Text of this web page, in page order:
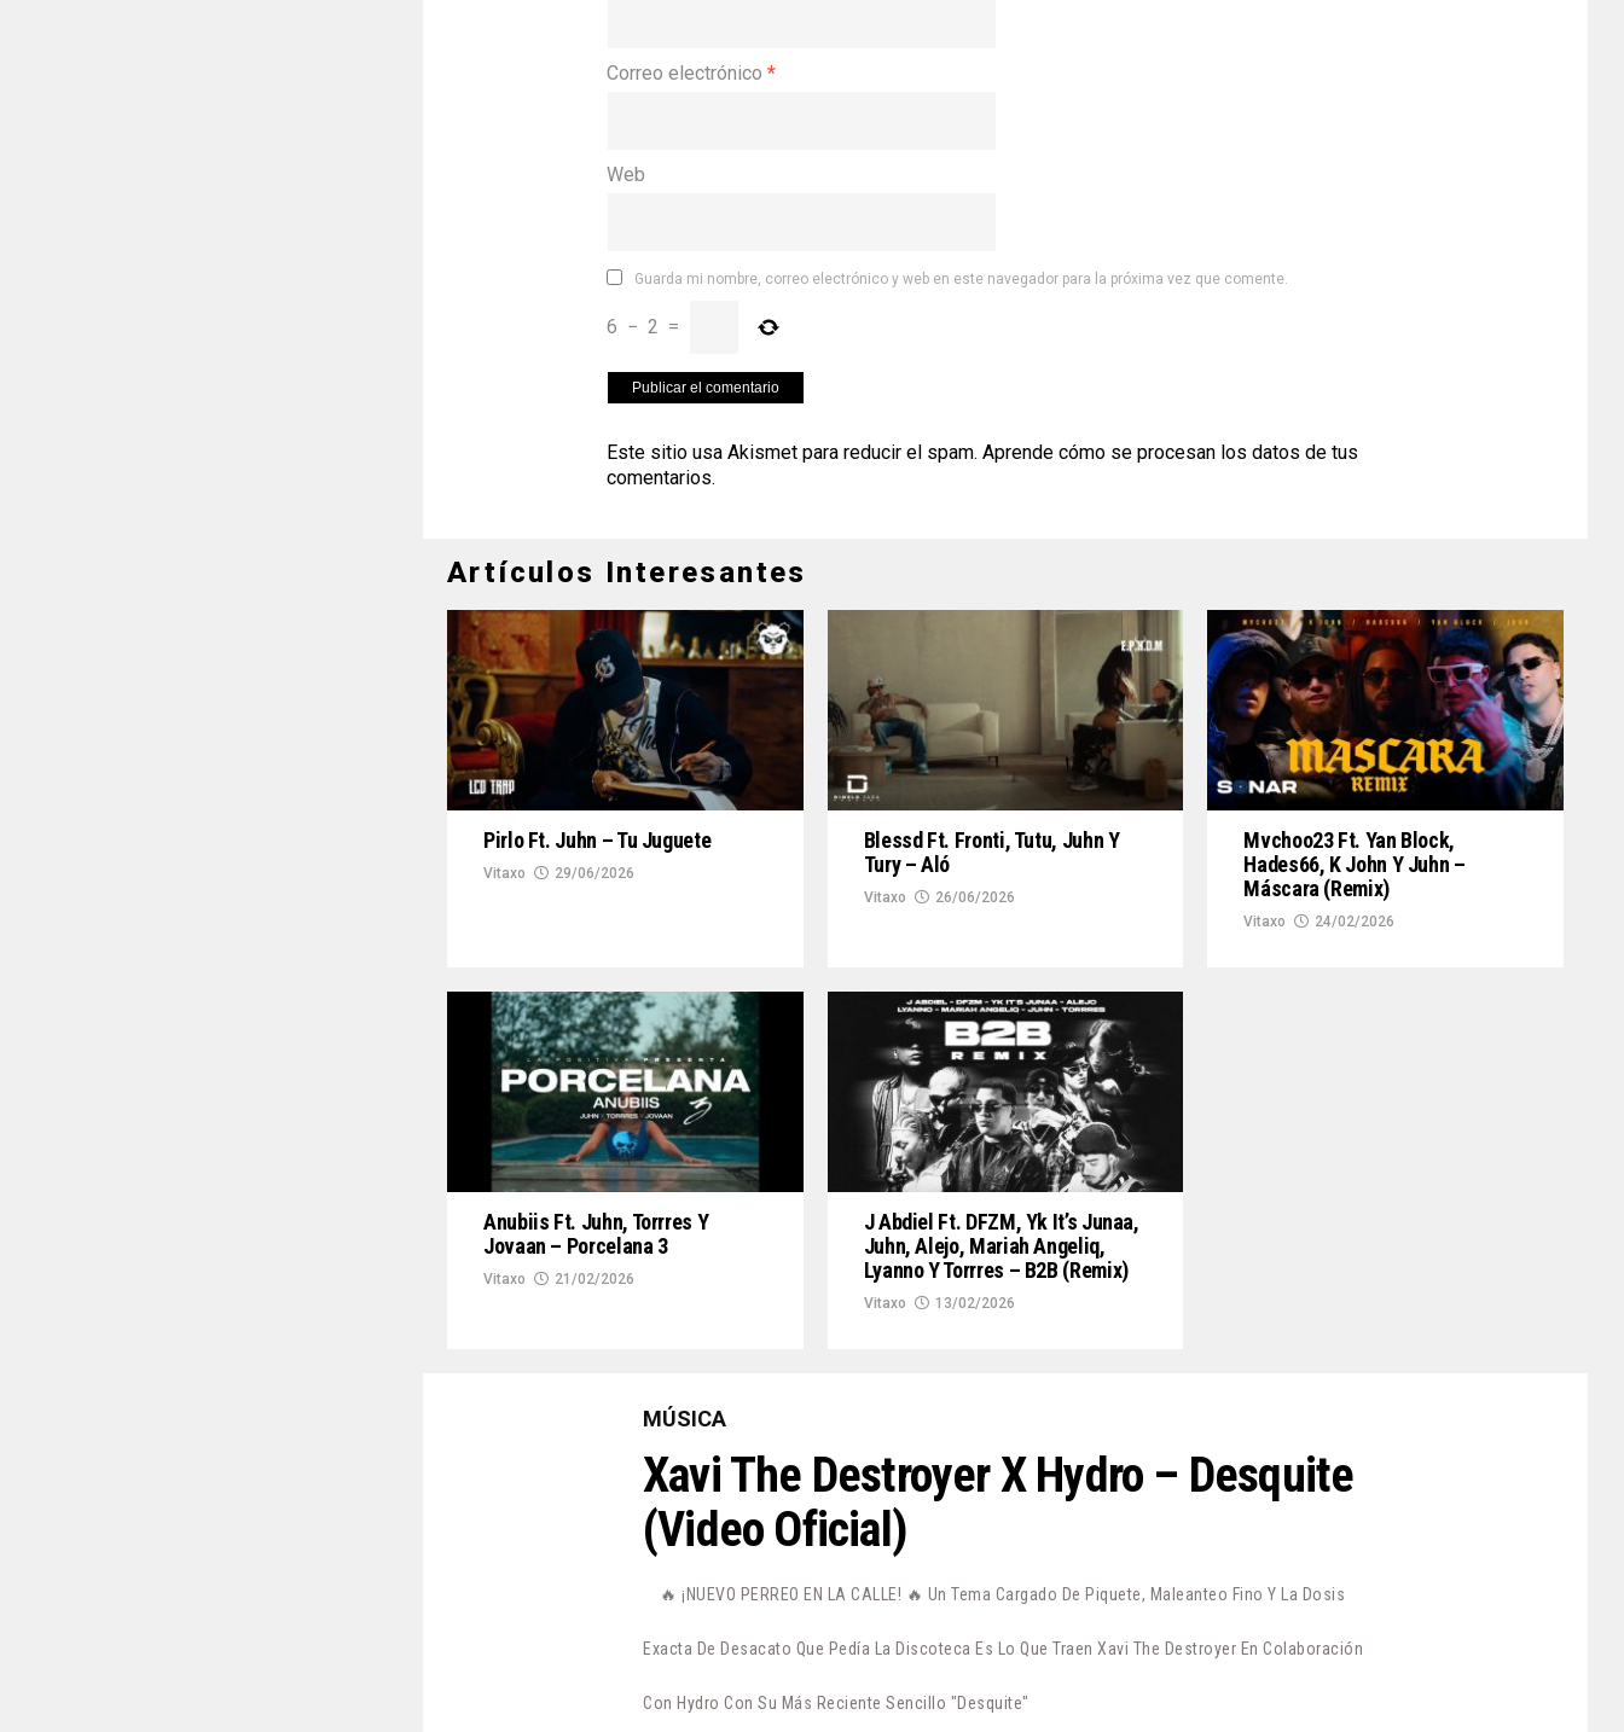
Correo electrónico *
Web
Guarda mi nombre, correo electrónico y web en este navegador para la próxima vez que comente.
6 − 2 =
Este sitio usa Akismet para reducir el spam. Aprende cómo se procesan los datos de tus
comentarios.
Artículos Interesantes
Pirlo Ft. Juhn – Tu Juguete
Vitaxo 29/06/2026
Blessd Ft. Fronti, Tutu, Juhn Y
Tury – Aló
Vitaxo 26/06/2026
Mvchoo23 Ft. Yan Block,
Hades66, K John Y Juhn –
Máscara (Remix)
Vitaxo 24/02/2026
Anubiis Ft. Juhn, Torrres Y
Jovaan – Porcelana 3
Vitaxo 21/02/2026
J Abdiel Ft. DFZM, Yk It’s Junaa,
Juhn, Alejo, Mariah Angeliq,
Lyanno Y Torrres – B2B (Remix)
Vitaxo 13/02/2026
MÚSICA
Xavi The Destroyer X Hydro – Desquite
(Video Oficial)
🔥 ¡NUEVO PERREO EN LA CALLE! 🔥 Un Tema Cargado De Piquete, Maleanteo Fino Y La Dosis
Exacta De Desacato Que Pedía La Discoteca Es Lo Que Traen Xavi The Destroyer En Colaboración
Con Hydro Con Su Más Reciente Sencillo "Desquite"